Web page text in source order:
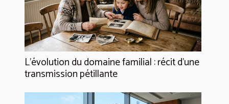
L’évolution du domaine familial : récit d’une
transmission pétillante